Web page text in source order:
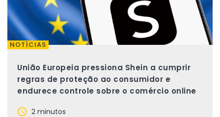
NOTÍCIAS
União Europeia pressiona Shein a cumprir
regras de proteção ao consumidor e
endurece controle sobre o comércio online
2 minutos